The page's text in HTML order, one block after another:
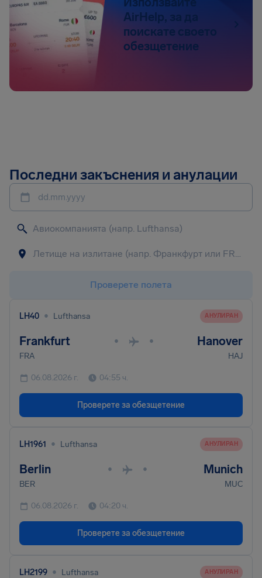
AirHelp, за да
поискате своето
обезщетение
Последни закъснения и анулации
dd.mm.yyyy
Проверете полета
LH40 • Lufthansa AНУЛИРАН
Frankfurt • • Hanover
FRA HAJ
06.08.2026 г. 04:55 ч.
Проверете за обезщетение
LH1961 • Lufthansa AНУЛИРАН
Berlin • • Munich
BER MUC
06.08.2026 г. 04:20 ч.
Проверете за обезщетение
LH2199 • Lufthansa AНУЛИРАН